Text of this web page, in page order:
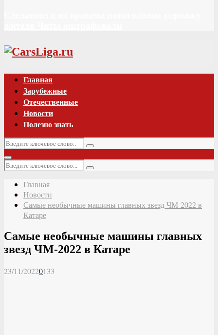
Vk
Главная
Зарубежные
Отечественные
Новости
Полезно знать
Искать:
Поиск
Основное
меню
Искать:
Поиск
Главная
Новости
Самые необычные машины главных звезд ЧМ-2022 в
Катаре
Самые необычные машины главных
звезд ЧМ-2022 в Катаре
23/11/20220133